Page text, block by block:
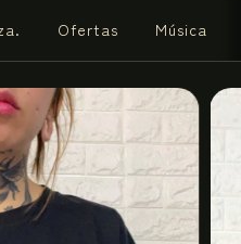
Ofertas Música